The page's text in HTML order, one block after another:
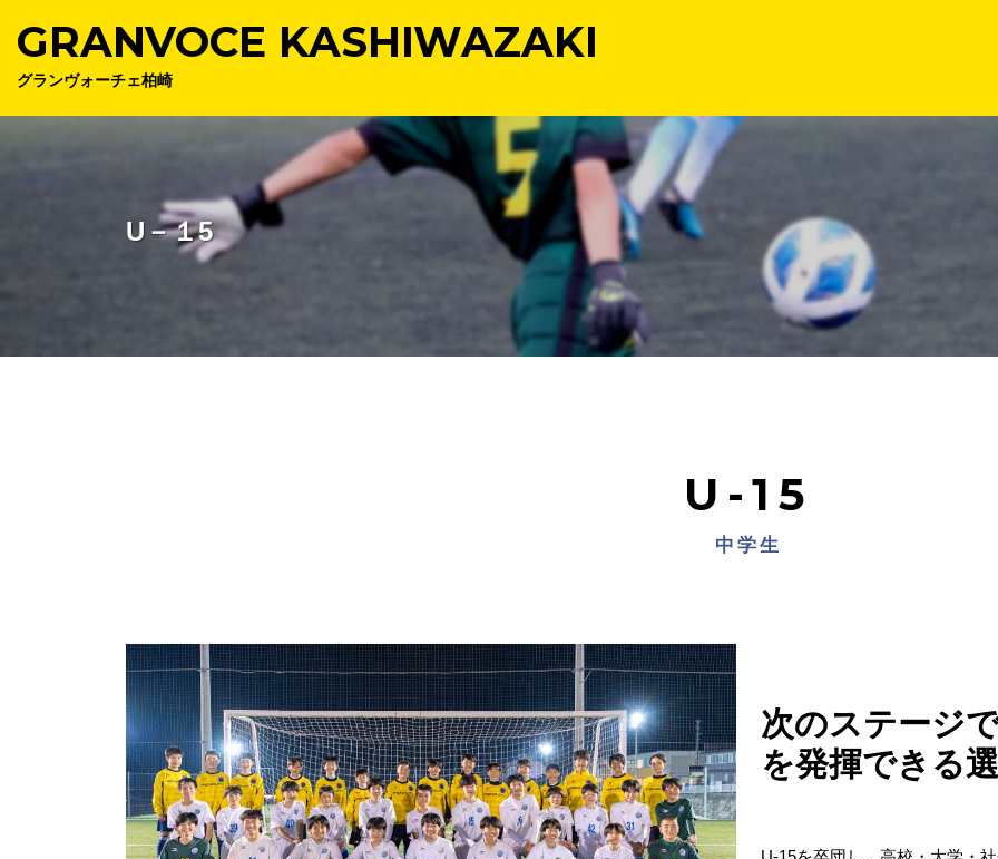
GRANVOCE KASHIWAZAKI
グランヴォーチェ柏崎
U－１5
U-15
中学生
次のステージ
を発揮できる